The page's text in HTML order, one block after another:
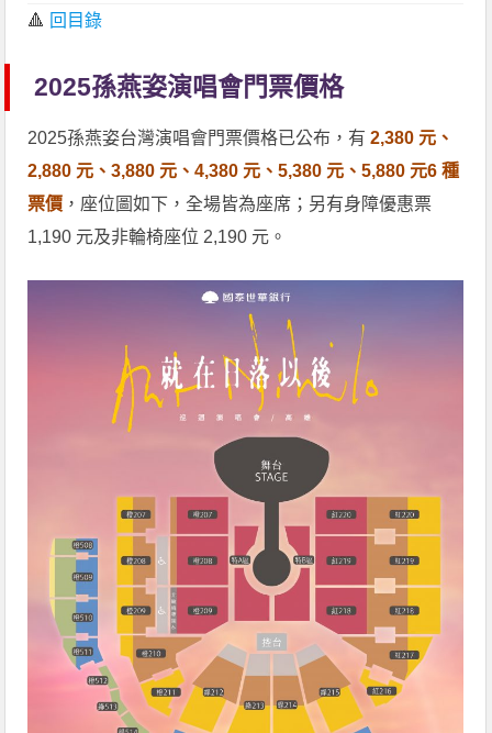
🔺 回目錄
2025孫燕姿演唱會門票價格
2025孫燕姿台灣演唱會門票價格已公布，有2,380 元、
2,880 元、3,880 元、4,380 元、5,380 元、5,880 元6 種
票價 ，座位圖如下，全場皆為座席；另有身障優惠票
1,190 元及非輪椅座位 2,190 元。